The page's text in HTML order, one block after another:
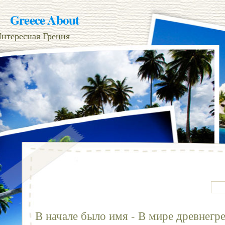
Greece About
Греция
В начале было имя - В мире